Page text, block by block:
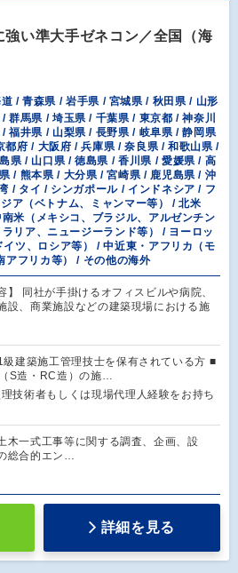
い準大手ゼネコン／全国（海
/ 青森県 / 岩手県 / 宮城県 / 秋田県 / 山形
群馬県 / 埼玉県 / 千葉県 / 東京都 / 神奈川
福井県 / 山梨県 / 長野県 / 岐阜県 / 静岡県
都府 / 大阪府 / 兵庫県 / 奈良県 / 和歌山県 /
県 / 山口県 / 徳島県 / 香川県 / 愛媛県 / 高
/ 熊本県 / 大分県 / 宮崎県 / 鹿児島県 / 沖
/ タイ / シンガポール / インドネシア / フ
ア（ベトナム、ミャンマー等） / 北米
南米（メキシコ、ブラジル、アルゼンチン
リア、ニュージーランド等） / ヨーロッ
ツ、ロシア等） / 中近東・アフリカ（モ
アフリカ等） / その他の海外
】 同社が手掛けるオフィスビルや病院、
設、商業施設などの建築現場における施
級建築施工管理技士を保有されている方 ■
S造・RC造）の施…
理技術者もしくは現場代理人経験をお持ち
一式工事等に関する調査、企画、設
総合的エン…
詳細を見る